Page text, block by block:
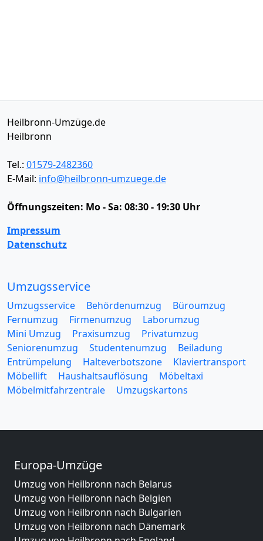
Heilbronn-Umzüge.de
Heilbronn
Tel.: 01579-2482360
E-Mail: info@heilbronn-umzuege.de
Öffnungszeiten: Mo - Sa: 08:30 - 19:30 Uhr
Impressum
Datenschutz
Umzugsservice
Umzugsservice Behördenumzug
Büroumzug
Fernumzug
Firmenumzug
Laborumzug
Mini Umzug
Praxisumzug
Privatumzug
Seniorenumzug
Studentenumzug
Beiladung
Entrümpelung
Halteverbotszone
Klaviertransport
Möbellift
Haushaltsauflösung
Möbeltaxi
Möbelmitfahrzentrale
Umzugskartons
Europa-Umzüge
Umzug von Heilbronn nach Belarus
Umzug von Heilbronn nach Belgien
Umzug von Heilbronn nach Bulgarien
Umzug von Heilbronn nach Dänemark